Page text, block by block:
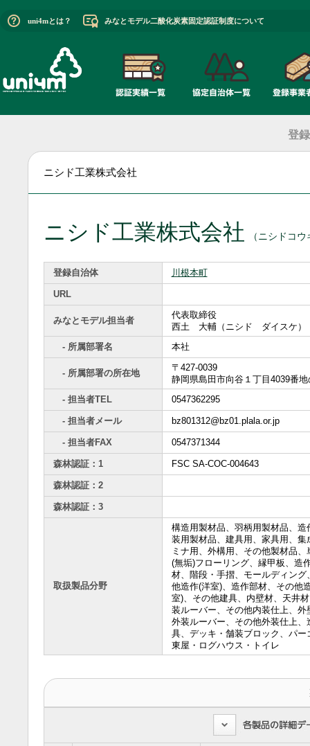
uni4mとは？ みなとモデル二酸化炭素固定認証制度について
登
ニシド工業株式会社
ニシド工業株式会社 （ニシドコ
登録自治体 川根本町
URL
みなとモデル担当者
代表取締役
西土 大輔（ニシド ダイスケ）
- 所属部署名
本社
- 所属部署の所在地
〒427-0039
静岡県島田市向谷１丁目4039番地
- 担当者TEL
0547362295
- 担当者メール bz801312@bz01.plala.or.jp
- 担当者FAX 0547371344
森林認証：1 FSC SA-COC-004643
森林認証：2
森林認証：3
取扱製品分野
構造用製材品、羽柄用製材品、造
装用製材品、建具用、家具用、集
ミナ用、外構用、その他製材品、
(無垢)フローリング、縁甲板、造
材、階段・手摺、モールディング
他造作(洋室)、造作部材、その他
室)、その他建具、内壁材、天井
装ルーバー、その他内装仕上、外
外装ルーバー、その他外装仕上、
具、デッキ・舗装ブロック、パー
東屋・ログハウス・トイレ